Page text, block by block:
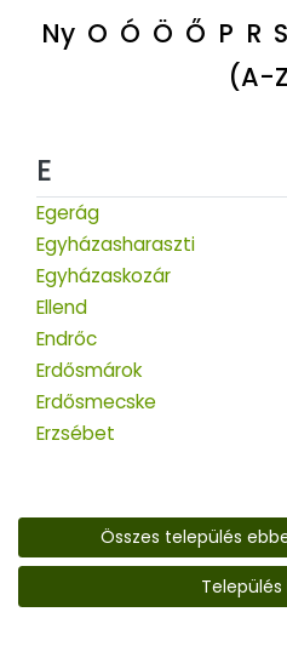
Ny O Ó Ö Ő P R S
(A-
E
Egerág
Egyházasharaszti
Egyházaskozár
Ellend
Endrőc
Erdősmárok
Erdősmecske
Erzsébet
Összes település
Település